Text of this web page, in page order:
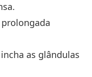
prolongada
as glândulas